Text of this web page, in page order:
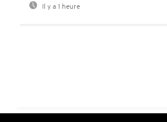
Il y a 1 heure